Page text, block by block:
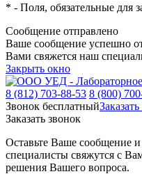
* - Поля, обязательные для
Сообщение отправлено
Ваше сообщение успешно
Вами свяжется наш
Закрыть окно
8 (812) 703-88-53 8 (800)
Звонок бесплатный
Заказать звонок
Оставьте Ваше сообщение
специалисты свяжутся с
решения Вашего вопроса.